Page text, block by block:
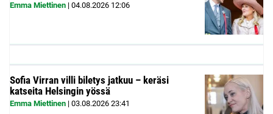
Emma Miettinen | 04.08.2026 12:06
Sofia Virran villi biletys jatkuu – keräsi
katseita Helsingin yössä
Emma Miettinen | 03.08.2026 23:41